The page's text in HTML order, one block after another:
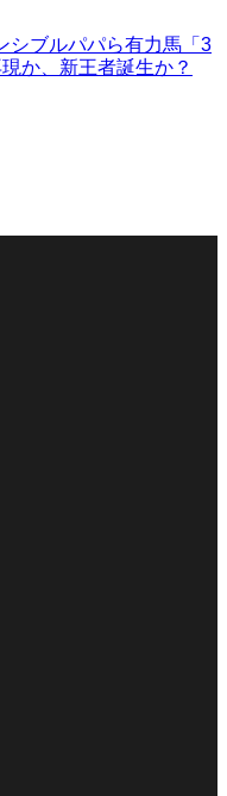
シブルパパら有力馬「3
か、新王者誕生か？